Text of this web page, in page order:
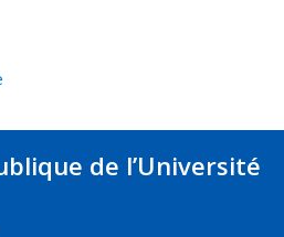
de l’Université